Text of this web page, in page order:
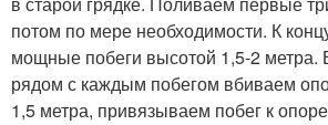
потом по мере необходимости. К
мощные побеги высотой 1,5-2 метра.
рядом с каждым побегом вбиваем
1,5 метра, привязываем побег к